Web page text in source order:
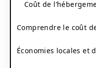
Coût de
Comprendre le coût
Économies locales et